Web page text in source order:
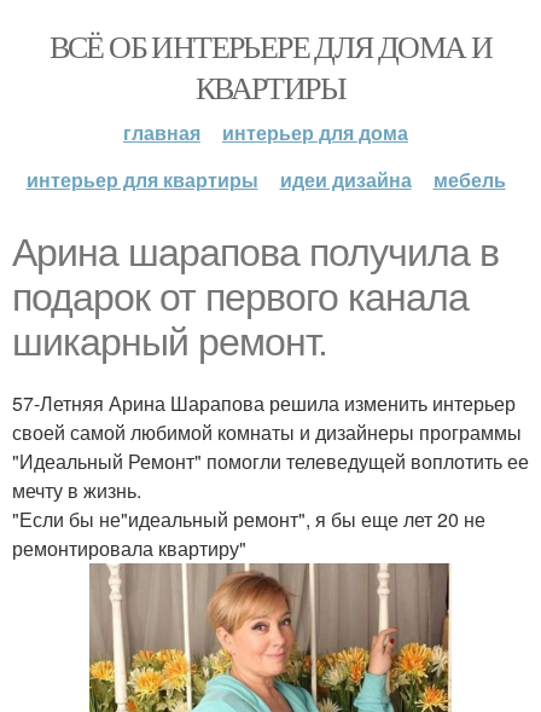
ВСЁ ОБ ИНТЕРЬЕРЕ ДЛЯ ДОМА И
КВАРТИРЫ
главная
интерьер для дома
интерьер для квартиры
идеи дизайна мебель
Арина шарапова получила в
подарок от первого канала
шикарный ремонт.
57-Летняя Арина Шарапова решила изменить интерьер
своей самой любимой комнаты и дизайнеры программы
"Идеальный Ремонт" помогли телеведущей воплотить ее
мечту в жизнь.
"Если бы не"идеальный ремонт", я бы еще лет 20 не
ремонтировала квартиру"